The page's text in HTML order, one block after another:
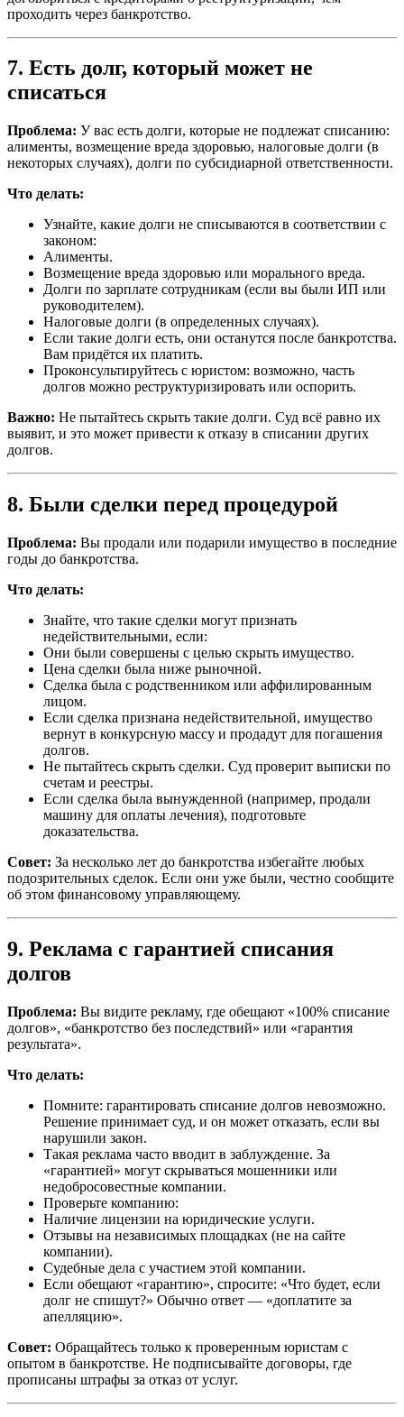
проходить через банкротство.
7. Есть долг, который может не
списаться
Проблема: У вас есть долги, которые не подлежат списанию:
алименты, возмещение вреда здоровью, налоговые долги (в
некоторых случаях), долги по субсидиарной ответственности.
Что делать:
Узнайте, какие долги не списываются в соответствии с
законом:
Алименты.
Возмещение вреда здоровью или морального вреда.
Долги по зарплате сотрудникам (если вы были ИП или
руководителем).
Налоговые долги (в определенных случаях).
Если такие долги есть, они останутся после банкротства.
Вам придётся их платить.
Проконсультируйтесь с юристом: возможно, часть
долгов можно реструктуризировать или оспорить.
Важно: Не пытайтесь скрыть такие долги. Суд всё равно их
выявит, и это может привести к отказу в списании других
долгов.
8. Были сделки перед процедурой
Проблема: Вы продали или подарили имущество в последние
годы до банкротства.
Что делать:
Знайте, что такие сделки могут признать
недействительными, если:
Они были совершены с целью скрыть имущество.
Цена сделки была ниже рыночной.
Сделка была с родственником или аффилированным
лицом.
Если сделка признана недействительной, имущество
вернут в конкурсную массу и продадут для погашения
долгов.
Не пытайтесь скрыть сделки. Суд проверит выписки по
счетам и реестры.
Если сделка была вынужденной (например, продали
машину для оплаты лечения), подготовьте
доказательства.
Совет: За несколько лет до банкротства избегайте любых
подозрительных сделок. Если они уже были, честно сообщите
об этом финансовому управляющему.
9. Реклама с гарантией списания
долгов
Проблема: Вы видите рекламу, где обещают «100% списание
долгов», «банкротство без последствий» или «гарантия
результата».
Что делать:
Помните: гарантировать списание долгов невозможно.
Решение принимает суд, и он может отказать, если вы
нарушили закон.
Такая реклама часто вводит в заблуждение. За
«гарантией» могут скрываться мошенники или
недобросовестные компании.
Проверьте компанию:
Наличие лицензии на юридические услуги.
Отзывы на независимых площадках (не на сайте
компании).
Судебные дела с участием этой компании.
Если обещают «гарантию», спросите: «Что будет, если
долг не спишут?» Обычно ответ — «доплатите за
апелляцию».
Совет: Обращайтесь только к проверенным юристам с
опытом в банкротстве. Не подписывайте договоры, где
прописаны штрафы за отказ от услуг.